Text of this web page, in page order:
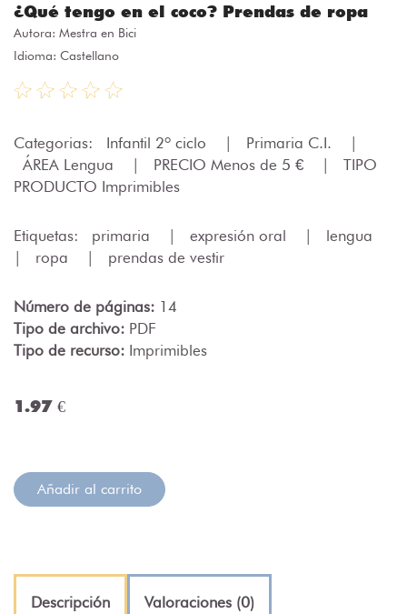
¿Qué tengo en el coco? Prendas de ropa
Autora: Mestra en Bici
Idioma: Castellano
Categorias: Infantil 2º ciclo | Primaria C.I.
|
ÁREA Lengua
| PRECIO Menos de 5 € |
TIPO
PRODUCTO Imprimibles
Etiquetas: primaria | expresión oral |
lengua
|
ropa | prendas de vestir
Número de páginas: 14
Tipo de archivo: PDF
Tipo de recurso: Imprimibles
1.97 €
Añadir al carrito
Descripción Valoraciones (0)